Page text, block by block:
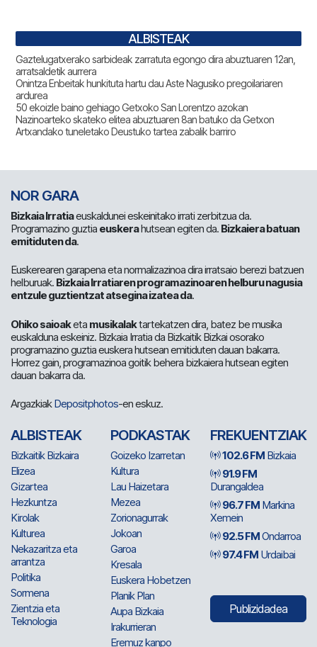
ALBISTEAK
Gaztelugatxerako sarbideak zarratuta egongo dira abuztuaren 12an,
arratsaldetik aurrera
Onintza Enbeitak hunkituta hartu dau Aste Nagusiko pregoilariaren
ardurea
50 ekoizle baino gehiago Getxoko San Lorentzo azokan
Nazinoarteko skateko elitea abuztuaren 8an batuko da Getxon
Artxandako tuneletako Deustuko tartea zabalik barriro
NOR GARA
Bizkaia Irratiaeuskaldunei eskeinitako irrati zerbitzua da.
Programazino guztia euskerahutsean egiten da. Bizkaiera batuan
emitiduten da.
Euskerearen garapena eta normalizazinoa dira irratsaio berezi batzuen
helburuak. Bizkaia Irratiaren programazinoaren helburu nagusia
entzule guztientzat atsegina izatea da.
Ohiko saioaketa musikalaktartekatzen dira, batez be musika
euskalduna eskeiniz. Bizkaia Irratia da Bizkaitik Bizkai osorako
programazino guztia euskera hutsean emitiduten dauan bakarra.
Horrez gain, programazinoa goitik behera bizkaiera hutsean egiten
dauan bakarra da.
ArgazkiakDepositphotos-en eskuz.
ALBISTEAK
Bizkaitik Bizkaira
Elizea
Gizartea
Hezkuntza
Kirolak
Kulturea
Nekazaritza eta
arrantza
Politika
Sormena
Zientzia eta
Teknologia
PODKASTAK
Goizeko Izarretan
Kultura
Lau Haizetara
Mezea
Zorionagurrak
Jokoan
Garoa
Kresala
Euskera Hobetzen
Planik Plan
Aupa Bizkaia
Irakurrieran
Eremuz kanpo
FREKUENTZIAK
102.6 FM Bizkaia
91.9 FM
Durangaldea
96.7 FM Markina
Xemein
92.5 FMOndarroa
97.4 FM Urdaibai
Publizidadea